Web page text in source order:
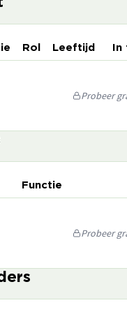
Rol Leeftijd
Probeer
Functie
Probeer